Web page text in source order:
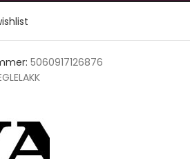
5060917126876